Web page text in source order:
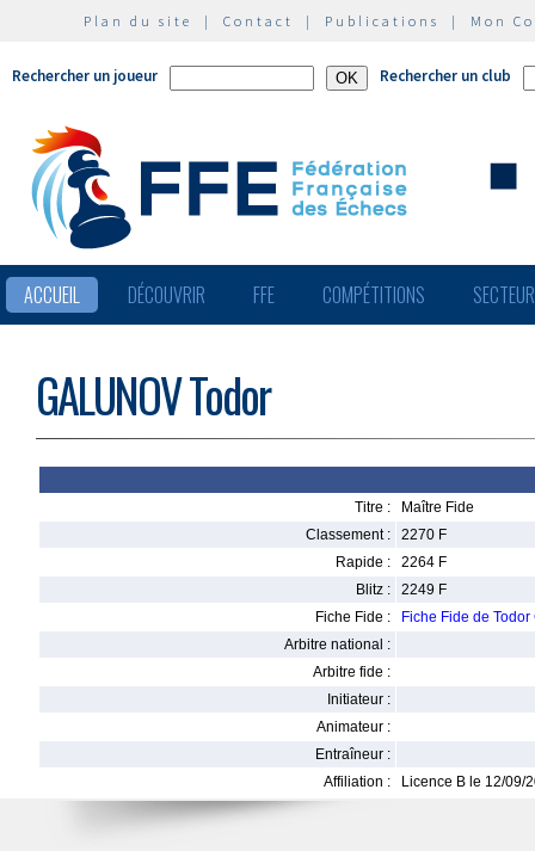
Plan du site | Contact | Publications | Mon
Rechercher un joueur Rechercher un club
ACCUEIL DÉCOUVRIR FFE COMPÉTITIONS
GALUNOV Todor
Titre :
Maître Fide
Classement :
2270 F
Rapide :
2264 F
Blitz :
2249 F
Fiche Fide :
Fiche Fide de Todor
Arbitre national :
Arbitre fide :
Initiateur :
Animateur :
Entraîneur :
Affiliation :
Licence B le 12/09/